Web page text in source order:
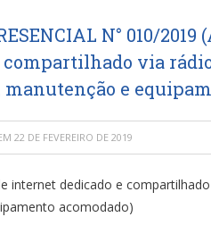
N° 010/
compartilhado via
e
22 DE FEVEREIRO DE 2019
internet dedicado e
acomodado)